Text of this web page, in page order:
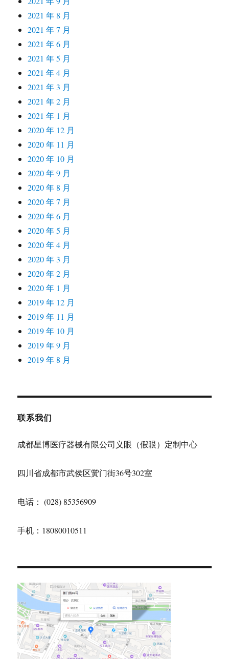
2021 年 8 月
2021 年 7 月
2021 年 6 月
2021 年 5 月
2021 年 4 月
2021 年 3 月
2021 年 2 月
2021 年 1 月
2020 年 12 月
2020 年 11 月
2020 年 10 月
2020 年 9 月
2020 年 8 月
2020 年 7 月
2020 年 6 月
2020 年 5 月
2020 年 4 月
2020 年 3 月
2020 年 2 月
2020 年 1 月
2019 年 12 月
2019 年 11 月
2019 年 10 月
2019 年 9 月
2019 年 8 月
联系我们
成都星博医疗器械有限公司义眼（假眼）定制中心
四川省成都市武侯区黉门街36号302室
电话： (028) 85356909
手机：18080010511